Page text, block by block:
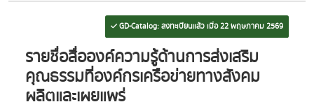
GD-Catalog: ลงทะเบียนแล้ว เมื่อ 22 พฤษภาคม 2569
รายชื่อสื่อองค์ความรู้ด้านการส่งเสริม
คุณธรรมที่องค์กรเครือข่ายทางสังคม
ผลิตและเผยแพร่